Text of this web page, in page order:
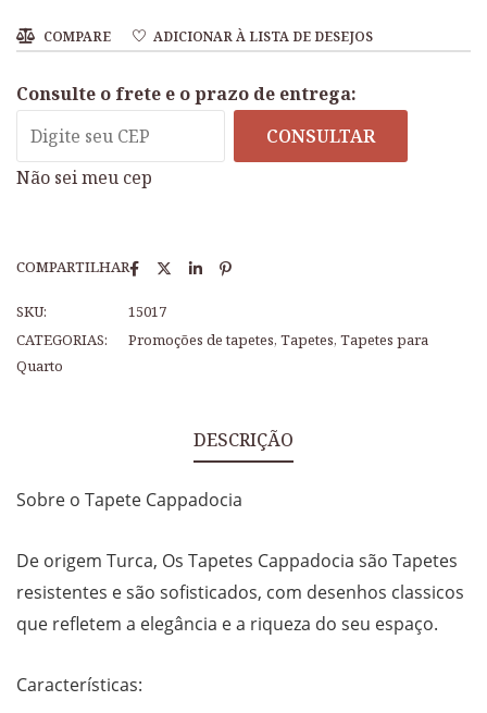
COMPARE ADICIONAR À LISTA DE DESEJOS
Consulte o frete e o prazo de entrega:
CONSULTAR
Não sei meu cep
COMPARTILHAR
SKU:
15017
CATEGORIAS:
Promoções de tapetes, Tapetes, Tapetes para
Quarto
DESCRIÇÃO
Sobre o Tapete Cappadocia
De origem Turca, Os Tapetes Cappadocia são Tapetes
resistentes e são sofisticados, com desenhos classicos
que refletem a elegância e a riqueza do seu espaço.
Características: